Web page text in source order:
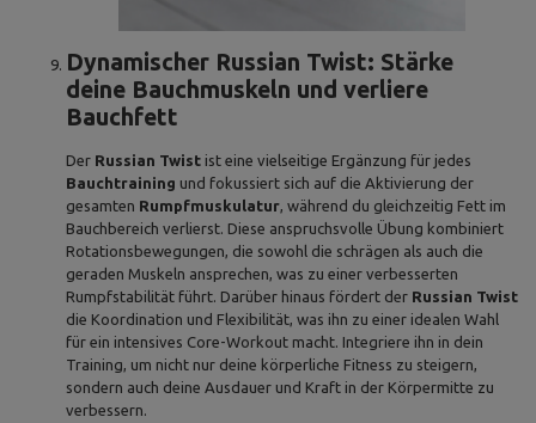
Dynamischer Russian Twist: Stärke
deine Bauchmuskeln und verliere
Bauchfett
Der Russian Twist ist eine vielseitige Ergänzung für jedes
Bauchtraining und fokussiert sich auf die Aktivierung der
gesamten Rumpfmuskulatur, während du gleichzeitig Fett im
Bauchbereich verlierst. Diese anspruchsvolle Übung kombiniert
Rotationsbewegungen, die sowohl die schrägen als auch die
geraden Muskeln ansprechen, was zu einer verbesserten
Rumpfstabilität führt. Darüber hinaus fördert der Russian Twist
die Koordination und Flexibilität, was ihn zu einer idealen Wahl
für ein intensives Core-Workout macht. Integriere ihn in dein
Training, um nicht nur deine körperliche Fitness zu steigern,
sondern auch deine Ausdauer und Kraft in der Körpermitte zu
verbessern.